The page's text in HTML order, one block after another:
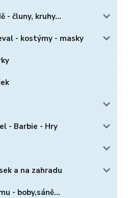
- čluny, kruhy...
- kostýmy - masky
- Barbie - Hry
a na zahradu
- boby,sáně...